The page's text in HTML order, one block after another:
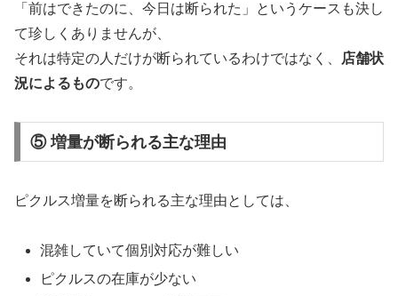
「前はできたのに、今日は断られた」というケースも決し
て珍しくありませんが、
それは特定の人だけが断られているわけではなく、
店舗状
況によるものです。
⑤ 増量が断られる主な理由
ピクルス増量を断られる主な理由としては、
混雑していて個別対応が難しい
ピクルスの在庫が少ない